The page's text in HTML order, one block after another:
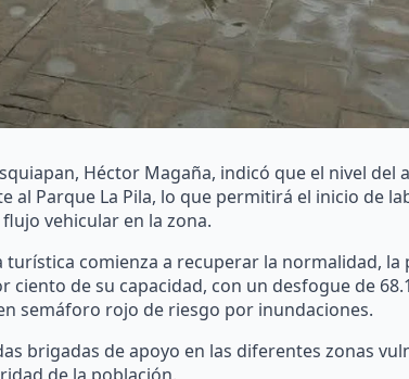
Héctor Magaña, indicó que el nivel del
al Parque La Pila, lo que permitirá el inicio de
vehicular en la zona.
comienza a recuperar la normalidad, la
ciento de su capacidad, con un desfogue de
semáforo rojo de riesgo por inundaciones.
brigadas de apoyo en las diferentes zonas